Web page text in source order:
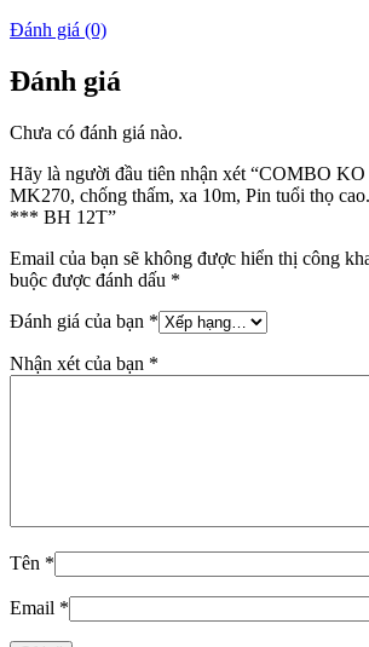
Đánh giá (0)
Đánh giá
Chưa có đánh giá nào.
Hãy là người đầu tiên nhận xét “COMBO
MK270, chống thấm, xa 10m, Pin tuổi thọ
*** BH 12T”
Email của bạn sẽ không được hiển thị công
buộc được đánh dấu *
Đánh giá của bạn *
Nhận xét của bạn *
Tên *
Email *